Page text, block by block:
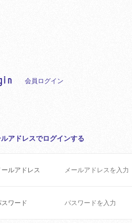
会員ログイン
アドレスでログインする
ールアドレス
スワード